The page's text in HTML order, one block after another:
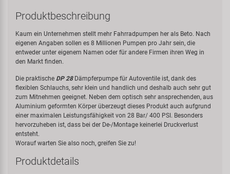
Produktbeschreibung
Kaum ein Unternehmen stellt mehr Fahrradpumpen her als Beto. Nach
eigenen Angaben sollen es 8 Millionen Pumpen pro Jahr sein, die
entweder unter eigenem Namen oder für andere Firmen ihren Weg in
den Markt finden.
Die praktische DP 28Dämpferpumpe für Autoventile ist, dank des
flexiblen Schlauchs, sehr klein und handlich und deshalb auch sehr gut
zum Mitnehmen geeignet. Neben dem optisch sehr ansprechenden, aus
Aluminium geformten Körper überzeugt dieses Produkt auch aufgrund
einer maximalen Leistungsfähigkeit von 28 Bar/ 400 PSI. Besonders
hervorzuheben ist, dass bei der De-/Montage keinerlei Druckverlust
entsteht.
Worauf warten Sie also noch, greifen Sie zu!
Produktdetails